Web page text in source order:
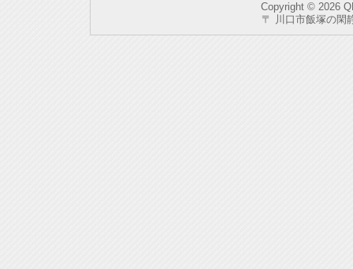
Copyright © 2026
〒 川口市飯塚の閑